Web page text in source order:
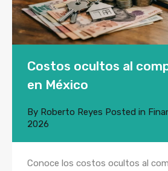
Costos ocultos al
en México
By Roberto Reyes Posted in
2026
Conoce los costos ocultos al